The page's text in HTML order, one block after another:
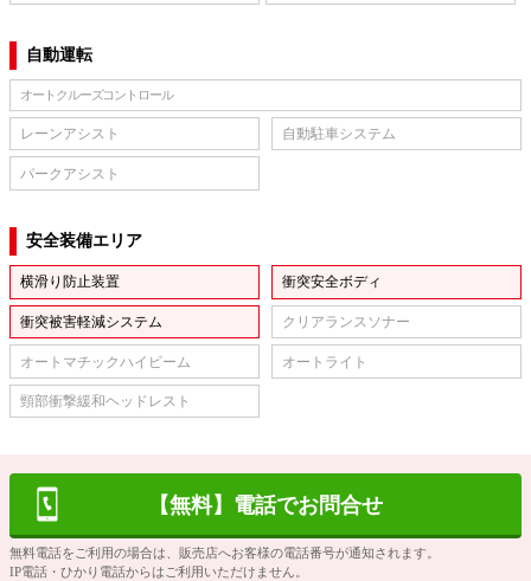
自動運転
オートクルーズコントロール
レーンアシスト 自動駐車システム
パークアシスト
安全装備エリア
横滑り防止装置 衝突安全ボディ
衝突被害軽減システム クリアランスソナー
オートマチックハイビーム オートライト
頸部衝撃緩和ヘッドレスト
【無料】電話でお問合せ
無料電話をご利用の場合は、販売店へお客様の電話番号が通知されます。
IP電話・ひかり電話からはご利用いただけません。